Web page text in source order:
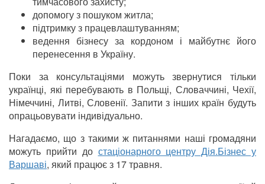
допомогу з пошуком житла;
підтримку з працевлаштуванням;
ведення бізнесу за кордоном і майбутнє його
перенесення в Україну.
Поки за консультаціями можуть звернутися тільки
українці, які перебувають в Польщі, Словаччині, Чехії,
Німеччині, Литві, Словенії. Запити з інших країн будуть
опрацьовувати індивідуально.
Нагадаємо, що з такими ж питаннями наші громадяни
можуть прийти до стаціонарного центру Дія.Бізнес у
Варшаві, який працює з 17 травня.